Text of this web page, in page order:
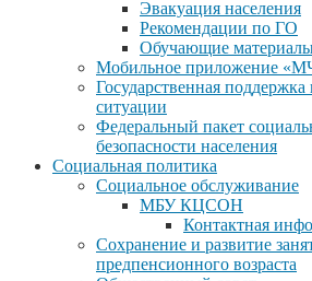
Эвакуация населения
Рекомендации по ГО
Обучающие
Мобильное приложение
Государственная
ситуации
Федеральный пакет
безопасности населения
Социальная политика
Социальное обслуживание
МБУ КЦСОН
Контактная
Сохранение и развитие
предпенсионного возраста